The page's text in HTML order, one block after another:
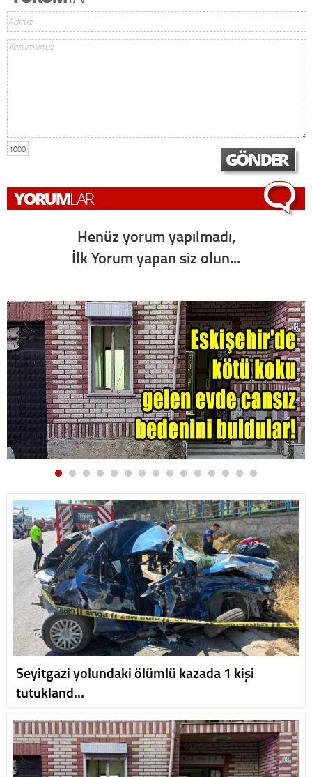
1000
Henüz yorum yapılmadı,
İlk Yorum yapan siz olun...
Seyitgazi yolundaki ölümlü kazada 1 kişi
tutukland…